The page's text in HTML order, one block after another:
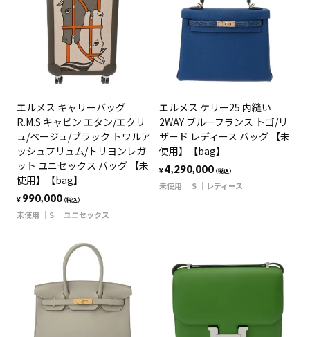
エルメス キャリーバッグ
R.M.S キャビン エタン/エクリ
ュ/ベージュ/ブラック トワルア
ッシュプリュム/トリヨンレガ
ット ユニセックス バッグ 【未
使用】【bag】
¥ 990,000（税込）
未使用 S ユニセックス
エルメス ケリー25 内縫い
2WAY ブルーフランス トゴ/リ
ザード レディース バッグ 【未
使用】【bag】
¥4,290,000（税込）
未使用 S レディース